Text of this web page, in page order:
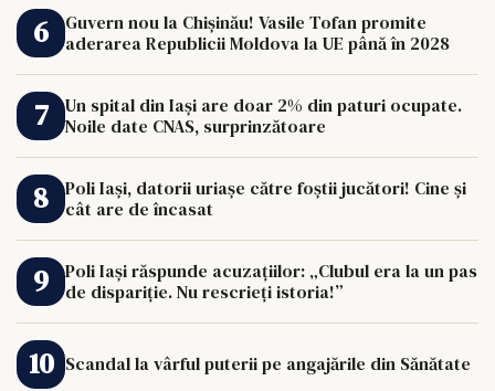
Guvern nou la Chișinău! Vasile Tofan promite
aderarea Republicii Moldova la UE până în 2028
Un spital din Iași are doar 2% din paturi ocupate.
Noile date CNAS, surprinzătoare
Poli Iași, datorii uriașe către foștii jucători! Cine și
cât are de încasat
Poli Iași răspunde acuzațiilor: „Clubul era la un pas
de dispariție. Nu rescrieți istoria!”
Scandal la vârful puterii pe angajările din Sănătate